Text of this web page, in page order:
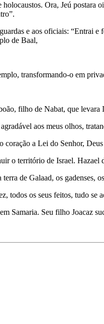
Ora, Jeú postara
e aos oficiais: “Entrai
de Baal,
transformando-o em
filho de Nabat, que
aos meus olhos,
a Lei do Senhor,
o território de Israel. Hazael
de Galaad, os gadenses,
todos os seus feitos, tudo
Samaria. Seu filho Joacaz